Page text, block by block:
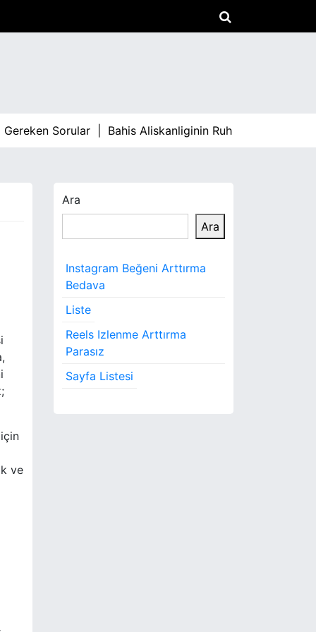
Sorular | Bahis Aliskanliginin Ruh Sagligina
ve
Ara
Ara
Instagram Beğeni Arttırma
Bedava
Liste
Reels Izlenme Arttırma
Parasız
Sayfa Listesi